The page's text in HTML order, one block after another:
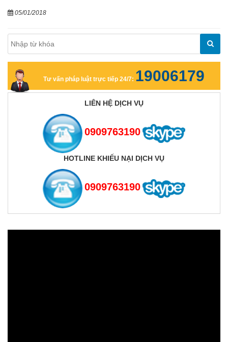
05/01/2018
Tư vấn pháp luật trực tiếp 24/7: 19006179
LIÊN HỆ DỊCH VỤ
0909763190
HOTLINE KHIẾU NẠI DỊCH VỤ
0909763190